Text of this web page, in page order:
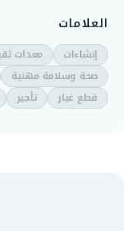
العلامات
إنشاءات معدات
صحة وسلامة مهنية
قطع غيار
تأجير